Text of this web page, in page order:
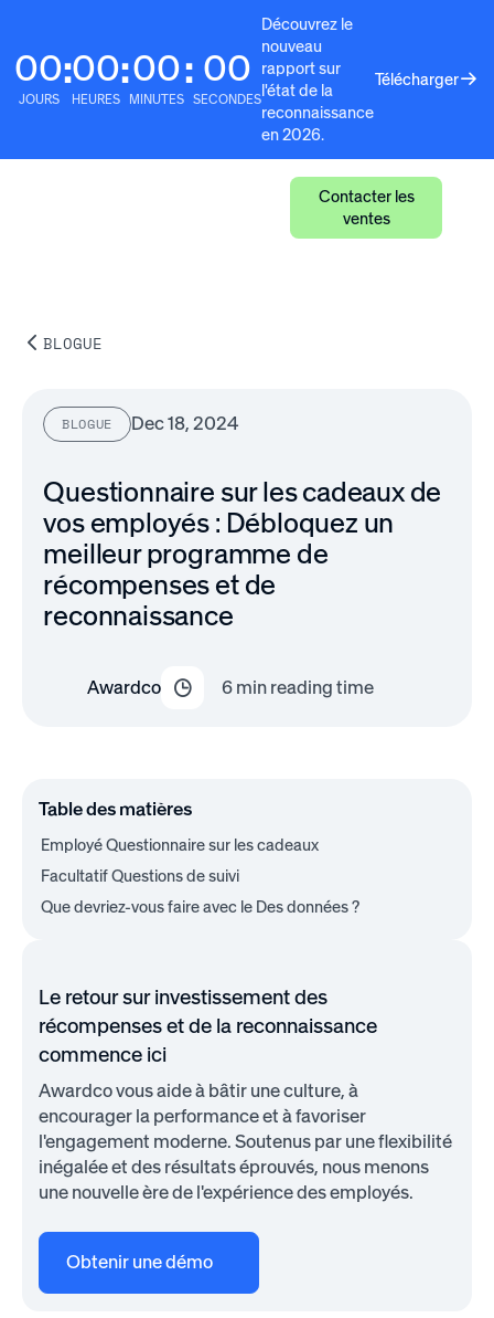
00
JOURS
:00
HEURES
:00
MINUTES
: 00
SECONDES
Découvrez le
nouveau
rapport sur
l'état de la
reconnaissance
en 2026.
Télécharger
Contacter les
ventes
BLOGUE
BLOGUE Dec 18, 2024
Questionnaire sur les cadeaux de
vos employés : Débloquez un
meilleur programme de
récompenses et de
reconnaissance
Awardco 6min reading time
Table des matières
Employé Questionnaire sur les cadeaux
Facultatif Questions de suivi
Que devriez-vous faire avec le Des données ?
Le retour sur investissement des
récompenses et de la reconnaissance
commence ici
Awardco vous aide à bâtir une culture, à
encourager la performance et à favoriser
l'engagement moderne. Soutenus par une flexibilité
inégalée et des résultats éprouvés, nous menons
une nouvelle ère de l'expérience des employés.
Obtenir une démo